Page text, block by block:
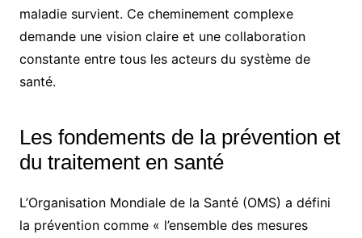
maladie survient. Ce cheminement complexe
demande une vision claire et une collaboration
constante entre tous les acteurs du système de
santé.
Les fondements de la prévention et
du traitement en santé
L’Organisation Mondiale de la Santé (OMS) a défini
la prévention comme « l’ensemble des mesures